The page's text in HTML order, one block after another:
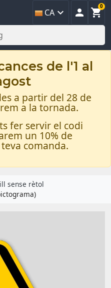
CA   
0
de l'1 al
a partir del 28 de
a la tornada.
fer servir el codi
un 10% de
comanda.
sense rètol